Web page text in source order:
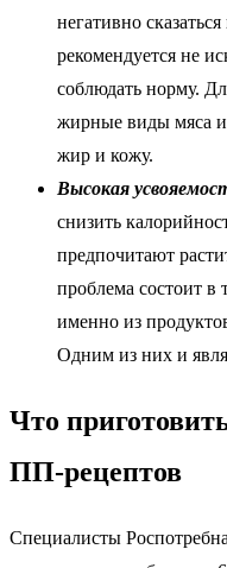
негативно
рекомендуется не
соблюдать норму.
жирные виды мяса
жир и кожу.
Высокая
снизить
предпочитают
проблема состоит в
именно из
Одним из них и
Что
ПП-рецептов
Специалисты